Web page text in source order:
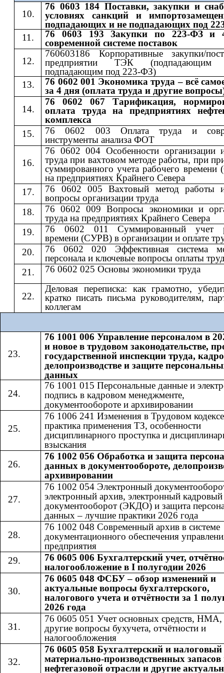
76 0603 184 Поставки, закупки и
условиях санкций и
подпадающих и не подпадающих под
76 0603 193 Закупки по 223-ФЗ и
современной системе поставок
760603186 Корпоративные закупки/
предприятии ТЭК
подпадающим под 223-ФЗ)
76 0602 001 Экономика труда – всё
за 4 дня (оплата труда и другие
76 0602 067 Тарификация,
оплата труда на предприятиях
комплекса
76 0602 003 Оплата труда и
инструменты анализа ФОТ
76 0602 004 Особенности организации
труда при вахтовом методе работы, при
суммированного учета рабочего
на предприятиях Крайнего Севера
76 0602 005 Вахтовый метод работы
вопросы организации труда
76 0602 009 Вопросы экономики и
труда на предприятиях Крайнего Севера
76 0602 011 Суммированный учет
времени (СУРВ) в организации и оплате
76 0602 020 Эффективная система
персонала и ключевые вопросы оплаты
76 0602 025 Основы экономики труда
Деловая переписка: как грамотно,
кратко писать письма руководителям,
коллегам
76 1001 006 Управление персоналом в
и новое в трудовом законодательстве,
государственной инспекции труда,
делопроизводстве и защите
данных
76 1001 015 Персональные данные и
подпись в кадровом менеджменте,
документообороте и архивировании
76 1006 241 Изменения в Трудовом
практика применения ТЗ, особенности
дисциплинарного проступка и
взыскания
76 1002 056 Обработка и защита
данных в документообороте,
архивировании
76 1002 054 Электронный
электронный архив, электронный кадровый
документооборот (ЭКДО) и защита
данных – лучшие практики 2026 года
76 1002 048 Современный архив в системе
документационного обеспечения
предприятия
76 0605 006 Бухгалтерский учет,
налогообложение в I полугодии 2026
76 0605 048 ФСБУ – обзор изменений и
актуальные вопросы бухгалтерского,
налогового учета и отчётности за 1
2026 года
76 0605 051 Учет основных средств,
другие вопросы бухучета, отчётности и
налогообложения
76 0605 058 Бухгалтерский и налоговый
материально-производственных запасов
нефтегазовой отрасли и другие